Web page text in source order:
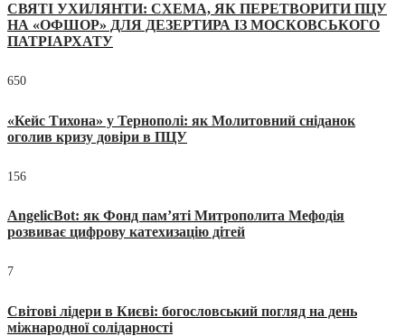
СВЯТІ УХИЛЯНТИ: СХЕМА, ЯК ПЕРЕТВОРИТИ ПЦУ
НА «ОФШОР» ДЛЯ ДЕЗЕРТИРА ІЗ МОСКОВСЬКОГО
ПАТРІАРХАТУ
650
«Кейс Тихона» у Тернополі: як Молитовний сніданок
оголив кризу довіри в ПЦУ
156
AngelicBot: як Фонд пам’яті Митрополита Мефодія
розвиває цифрову катехизацію дітей
7
Світові лідери в Києві: богословський погляд на день
міжнародної солідарності